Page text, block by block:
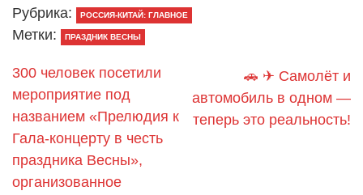
Рубрика: РОССИЯ-КИТАЙ: ГЛАВНОЕ
Метки: ПРАЗДНИК ВЕСНЫ
300 человек посетили
мероприятие под
названием «Прелюдия к
Гала-концерту в честь
праздника Весны»,
организованное
🚗 ✈ Самолёт и
автомобиль в одном —
теперь это реальность!